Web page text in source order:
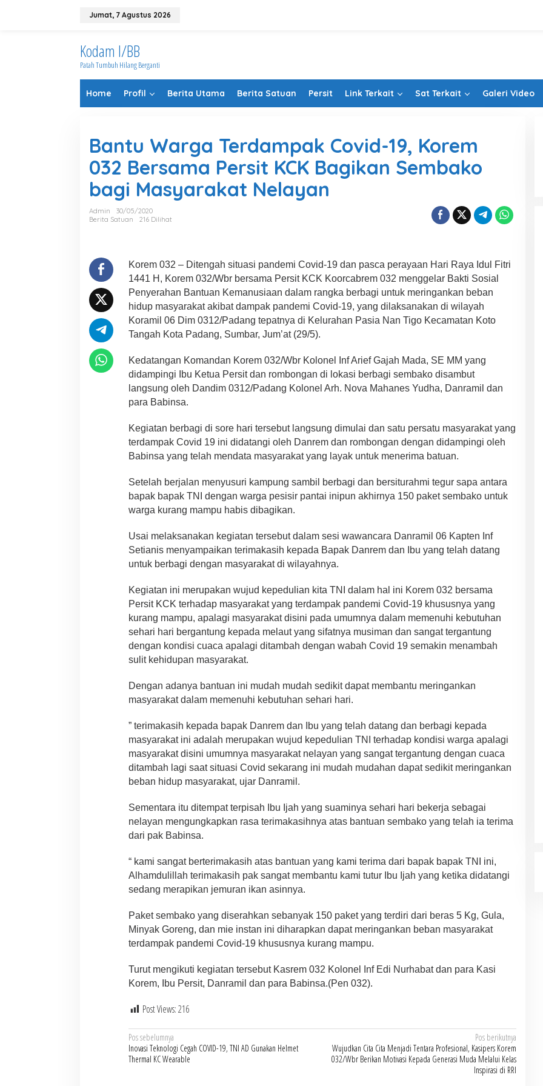
Jumat, 7 Agustus 2026
Kodam I/BB
Patah Tumbuh Hilang Berganti
Home Profil Berita Utama Berita Satuan Persit Link Terkait Sat Terkait Galeri Video
Bantu Warga Terdampak Covid-19, Korem
032 Bersama Persit KCK Bagikan Sembako
bagi Masyarakat Nelayan
Admin
30/05/2020
Berita Satuan
216 Dilihat
Korem 032 – Ditengah situasi pandemi Covid-19 dan pasca perayaan Hari Raya Idul Fitri
1441 H, Korem 032/Wbr bersama Persit KCK Koorcabrem 032 menggelar Bakti Sosial
Penyerahan Bantuan Kemanusiaan dalam rangka berbagi untuk meringankan beban
hidup masyarakat akibat dampak pandemi Covid-19, yang dilaksanakan di wilayah
Koramil 06 Dim 0312/Padang tepatnya di Kelurahan Pasia Nan Tigo Kecamatan Koto
Tangah Kota Padang, Sumbar, Jum’at (29/5).
Kedatangan Komandan Korem 032/Wbr Kolonel Inf Arief Gajah Mada, SE MM yang
didampingi Ibu Ketua Persit dan rombongan di lokasi berbagi sembako disambut
langsung oleh Dandim 0312/Padang Kolonel Arh. Nova Mahanes Yudha, Danramil dan
para Babinsa.
Kegiatan berbagi di sore hari tersebut langsung dimulai dan satu persatu masyarakat yang
terdampak Covid 19 ini didatangi oleh Danrem dan rombongan dengan didampingi oleh
Babinsa yang telah mendata masyarakat yang layak untuk menerima batuan.
Setelah berjalan menyusuri kampung sambil berbagi dan bersiturahmi tegur sapa antara
bapak bapak TNI dengan warga pesisir pantai inipun akhirnya 150 paket sembako untuk
warga kurang mampu habis dibagikan.
Usai melaksanakan kegiatan tersebut dalam sesi wawancara Danramil 06 Kapten Inf
Setianis menyampaikan terimakasih kepada Bapak Danrem dan Ibu yang telah datang
untuk berbagi dengan masyarakat di wilayahnya.
Kegiatan ini merupakan wujud kepedulian kita TNI dalam hal ini Korem 032 bersama
Persit KCK terhadap masyarakat yang terdampak pandemi Covid-19 khususnya yang
kurang mampu, apalagi masyarakat disini pada umumnya dalam memenuhi kebutuhan
sehari hari bergantung kepada melaut yang sifatnya musiman dan sangat tergantung
dengan kondisi cuaca apalagi ditambah dengan wabah Covid 19 semakin menambah
sulit kehidupan masyarakat.
Dengan adanya bantuan ini mudah mudah sedikit dapat membantu meringankan
masyarakat dalam memenuhi kebutuhan sehari hari.
” terimakasih kepada bapak Danrem dan Ibu yang telah datang dan berbagi kepada
masyarakat ini adalah merupakan wujud kepedulian TNI terhadap kondisi warga apalagi
masyarakat disini umumnya masyarakat nelayan yang sangat tergantung dengan cuaca
ditambah lagi saat situasi Covid sekarang ini mudah mudahan dapat sedikit meringankan
beban hidup masyarakat, ujar Danramil.
Sementara itu ditempat terpisah Ibu Ijah yang suaminya sehari hari bekerja sebagai
nelayan mengungkapkan rasa terimakasihnya atas bantuan sembako yang telah ia terima
dari pak Babinsa.
“ kami sangat berterimakasih atas bantuan yang kami terima dari bapak bapak TNI ini,
Alhamdulillah terimakasih pak sangat membantu kami tutur Ibu Ijah yang ketika didatangi
sedang merapikan jemuran ikan asinnya.
Paket sembako yang diserahkan sebanyak 150 paket yang terdiri dari beras 5 Kg, Gula,
Minyak Goreng, dan mie instan ini diharapkan dapat meringankan beban masyarakat
terdampak pandemi Covid-19 khususnya kurang mampu.
Turut mengikuti kegiatan tersebut Kasrem 032 Kolonel Inf Edi Nurhabat dan para Kasi
Korem, Ibu Persit, Danramil dan para Babinsa.(Pen 032).
Post Views:216
Navigasi
pos
Pos sebelumnya
Inovasi Teknologi Cegah COVID-19, TNI AD Gunakan Helmet
Thermal KC Wearable
Pos berikutnya
Wujudkan Cita Cita Menjadi Tentara Profesional, Kasipers Korem
032/Wbr Berikan Motivasi Kepada Generasi Muda Melalui Kelas
Inspirasi di RRI